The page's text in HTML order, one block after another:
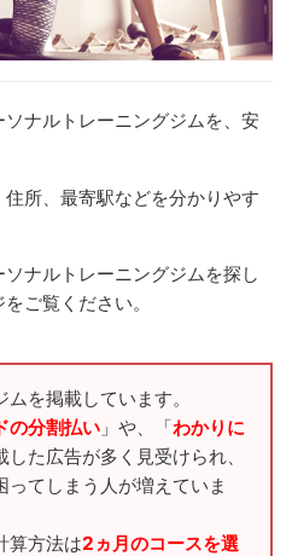
ナルトレーニングジムを、安
所、最寄駅などを分かりやす
ナルトレーニングジムを探し
ご覧ください。
を掲載しています。
の分割払い 」や、「わかりに
した広告が多く見受けられ、
てしまう人が増えていま
算方法は2ヵ月のコースを選